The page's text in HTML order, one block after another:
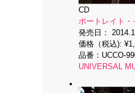
CD
ポートレイト・
発売日：
価格（税込):
品番： UCCO-
UNIVERSAL